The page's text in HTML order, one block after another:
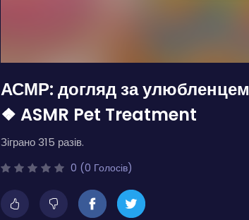
АСМР: догляд за улюбленцем
❖ ASMR Pet Treatment
Зіграно 315 разів.
0 (0 Голосів)